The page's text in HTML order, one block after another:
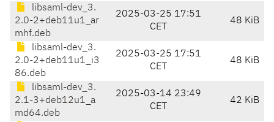
libsaml-dev_3.
2.0-2+deb11u1_ar
mhf.deb
2025-03-25 17:51
CET
48 KiB
libsaml-dev_3.
2.0-2+deb11u1_i3
86.deb
2025-03-25 17:51
CET
48 KiB
libsaml-dev_3.
2.1-3+deb12u1_a
md64.deb
2025-03-14 23:49
CET
42 KiB